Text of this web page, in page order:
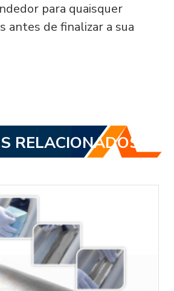
para quaisquer
antes de finalizar a sua
RELACIONADOS